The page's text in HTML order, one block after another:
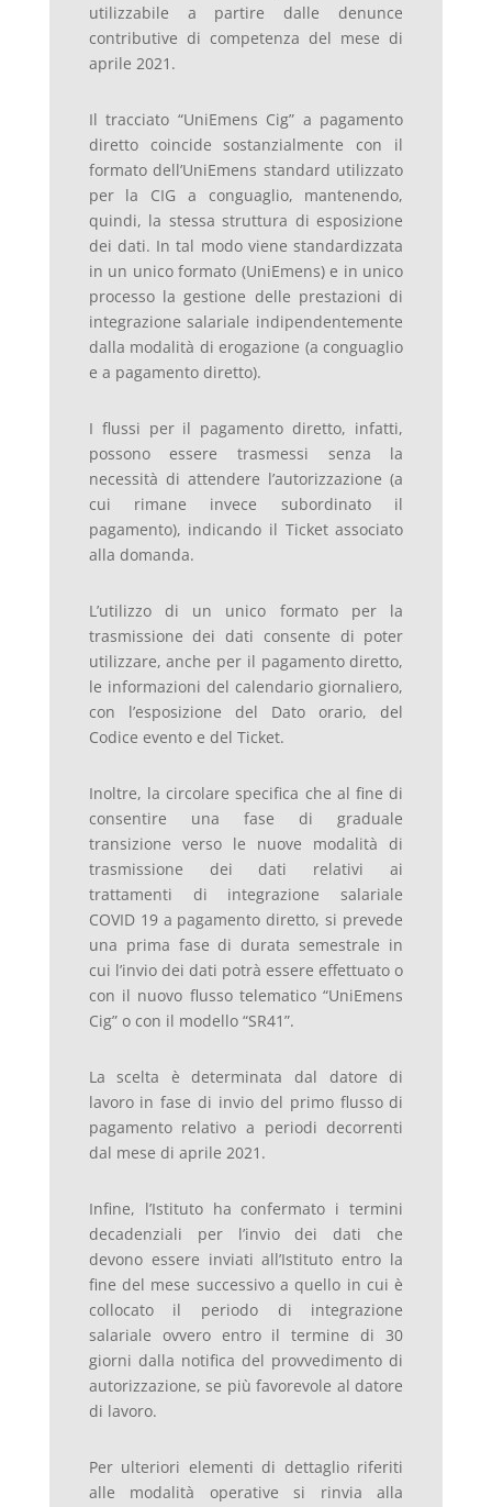
utilizzabile a partire dalle denunce
contributive di competenza del mese di
aprile 2021.
Il tracciato “UniEmens Cig” a pagamento
diretto coincide sostanzialmente con il
formato dell’UniEmens standard utilizzato
per la CIG a conguaglio, mantenendo,
quindi, la stessa struttura di esposizione
dei dati. In tal modo viene standardizzata
in un unico formato (UniEmens) e in unico
processo la gestione delle prestazioni di
integrazione salariale indipendentemente
dalla modalità di erogazione (a conguaglio
e a pagamento diretto).
I flussi per il pagamento diretto, infatti,
possono essere trasmessi senza la
necessità di attendere l’autorizzazione (a
cui rimane invece subordinato il
pagamento), indicando il Ticket associato
alla domanda.
L’utilizzo di un unico formato per la
trasmissione dei dati consente di poter
utilizzare, anche per il pagamento diretto,
le informazioni del calendario giornaliero,
con l’esposizione del Dato orario, del
Codice evento e del Ticket.
Inoltre, la circolare specifica che al fine di
consentire una fase di graduale
transizione verso le nuove modalità di
trasmissione dei dati relativi ai
trattamenti di integrazione salariale
COVID 19 a pagamento diretto, si prevede
una prima fase di durata semestrale in
cui l’invio dei dati potrà essere effettuato o
con il nuovo flusso telematico “UniEmens
Cig” o con il modello “SR41”.
La scelta è determinata dal datore di
lavoro in fase di invio del primo flusso di
pagamento relativo a periodi decorrenti
dal mese di aprile 2021.
Infine, l’Istituto ha confermato i termini
decadenziali per l’invio dei dati che
devono essere inviati all’Istituto entro la
fine del mese successivo a quello in cui è
collocato il periodo di integrazione
salariale ovvero entro il termine di 30
giorni dalla notifica del provvedimento di
autorizzazione, se più favorevole al datore
di lavoro.
Per ulteriori elementi di dettaglio riferiti
alle modalità operative si rinvia alla